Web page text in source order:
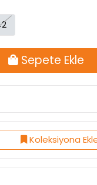
Koleksiyona